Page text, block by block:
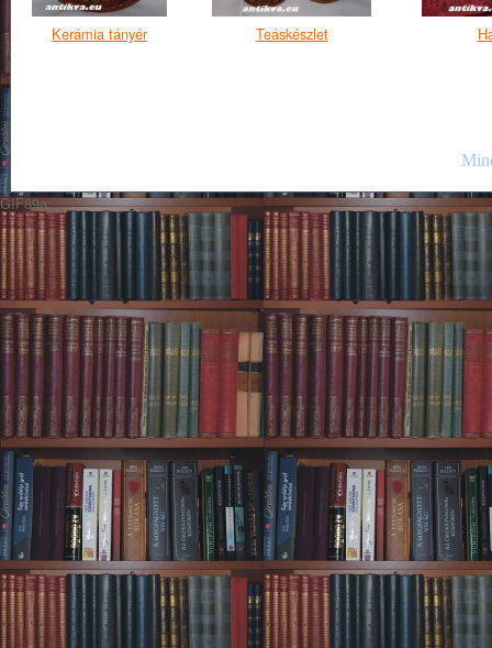
Kerámia tányér Teáskészlet
GIF89a;